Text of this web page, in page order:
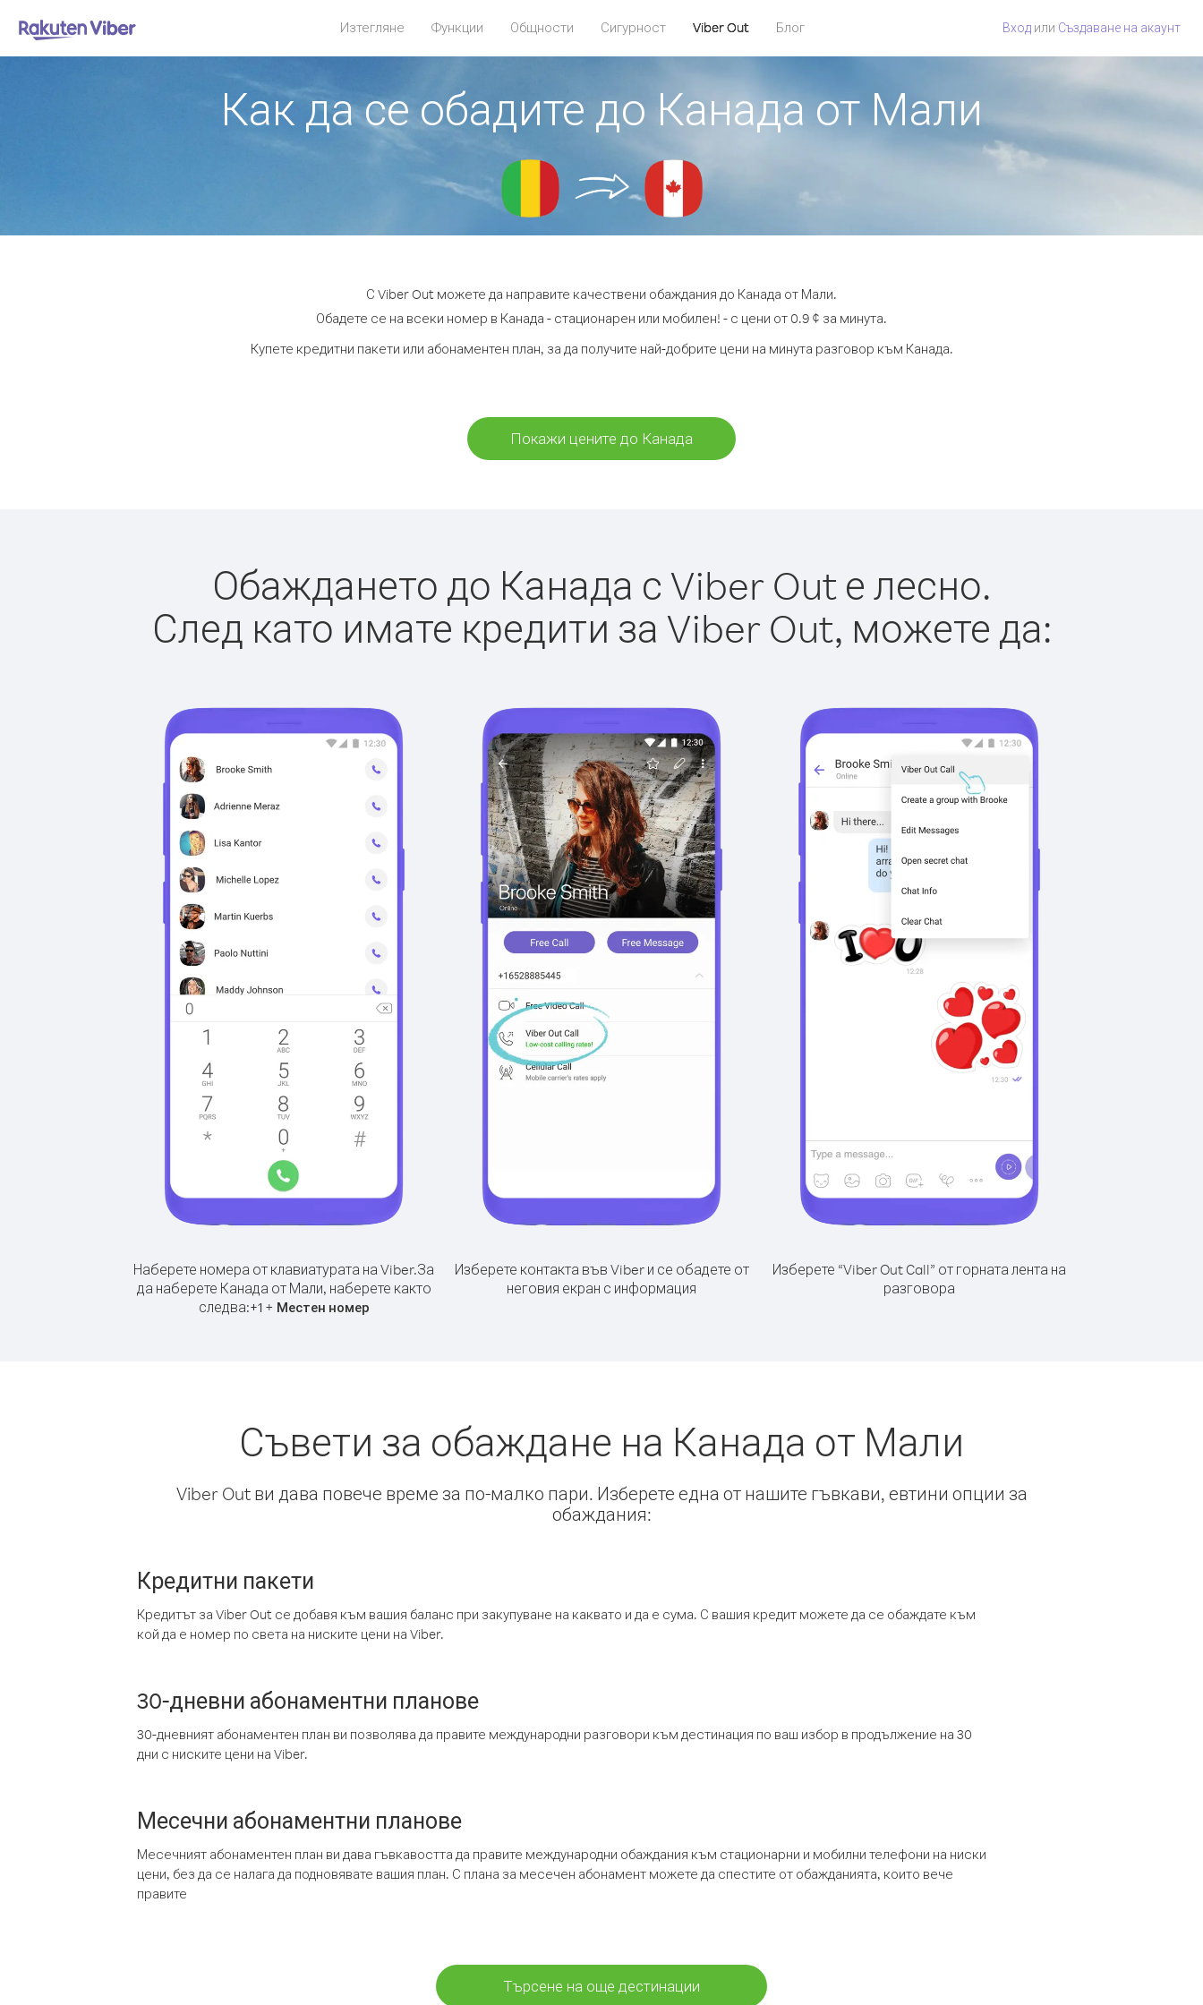
Изтегляне Функции Общности Сигурност Viber Out Блог Вход или Създаване на акаунт
Как да се обадите до Канада от Мали
С Viber Out можете да направите качествени обаждания до Канада от Мали.
Обадете се на всеки номер в Канада - стационарен или мобилен! - с цени от 0.9 ¢ за минута.
Купете кредитни пакети или абонаментен план, за да получите най-добрите цени на минута разговор към Канада.
Покажи цените до Канада
Обаждането до Канада с Viber Out е лесно.
След като имате кредити за Viber Out, можете да:
Наберете номера от клавиатурата на Viber.За
да наберете Канада от Мали, наберете както
следва:+1+ Местен номер
Изберете контакта във Viber и се обадете от
неговия екран с информация
Изберете “Viber Out Call” от горната лента на
разговора
Съвети за обаждане на Канада от Мали
Viber Out ви дава повече време за по-малко пари. Изберете една от нашите гъвкави, евтини опции за
обаждания:
Кредитни пакети
Кредитът за Viber Out се добавя към вашия баланс при закупуване на каквато и да е сума. С вашия кредит можете да се обаждате към
кой да е номер по света на ниските цени на Viber.
30-дневни абонаментни планове
30-дневният абонаментен план ви позволява да правите международни разговори към дестинация по ваш избор в продължение на 30
дни с ниските цени на Viber.
Месечни абонаментни планове
Месечният абонаментен план ви дава гъвкавостта да правите международни обаждания към стационарни и мобилни телефони на ниски
цени, без да се налага да подновявате вашия план. С плана за месечен абонамент можете да спестите от обажданията, които вече
правите
Търсене на още дестинации